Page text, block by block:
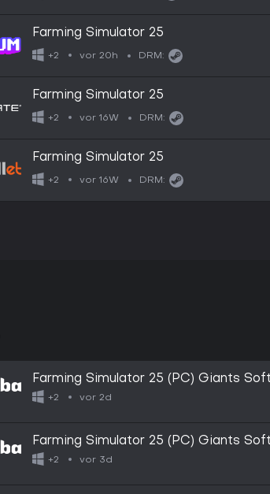
Farming Simulator 25
+2 vor 20h DRM:
Farming Simulator 25
+2 vor 16W DRM:
Farming Simulator 25
+2 vor 16W DRM:
Farming Simulator 25 (PC) Giants
+2 vor 2d
Farming Simulator 25 (PC) Giants
+2 vor 3d